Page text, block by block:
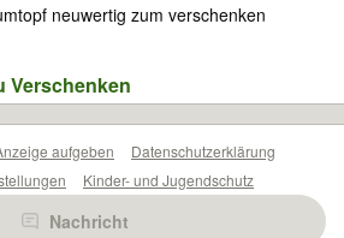
neuwertig zum verschenken
Verschenken
Nachricht
aufgeben
Datenschutzerklärung
Kinder- und Jugendschutz